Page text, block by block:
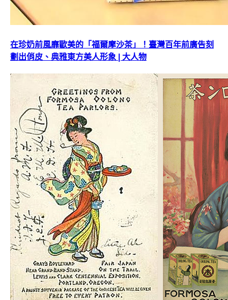
在珍奶前風靡歐美的「福爾摩沙茶」！臺灣百年前廣告刻
劃出俏皮、典雅東方美人形象 | 大人物